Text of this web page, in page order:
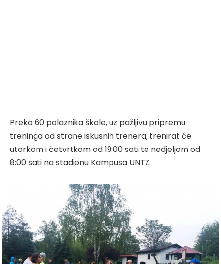
Preko 60 polaznika škole, uz pažljivu pripremu
treninga od strane iskusnih trenera, trenirat će
utorkom i četvrtkom od 19:00 sati te nedjeljom od
8:00 sati na stadionu Kampusa UNTZ.